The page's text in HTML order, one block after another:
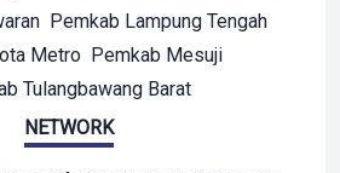
Pemkab Lampung Tengah
Metro Pemkab Mesuji
Tulangbawang Barat
NETWORK